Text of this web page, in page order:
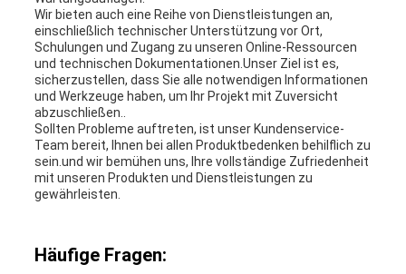
Wir bieten auch eine Reihe von Dienstleistungen an,
einschließlich technischer Unterstützung vor Ort,
Schulungen und Zugang zu unseren Online-Ressourcen
und technischen Dokumentationen.Unser Ziel ist es,
sicherzustellen, dass Sie alle notwendigen Informationen
und Werkzeuge haben, um Ihr Projekt mit Zuversicht
abzuschließen..
Sollten Probleme auftreten, ist unser Kundenservice-
Team bereit, Ihnen bei allen Produktbedenken behilflich zu
sein.und wir bemühen uns, Ihre vollständige Zufriedenheit
mit unseren Produkten und Dienstleistungen zu
gewährleisten.
Häufige Fragen: